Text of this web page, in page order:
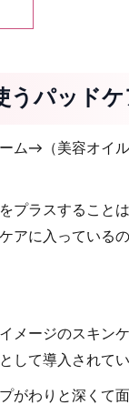
うパッドケ
ム→（美容オイ
プラスすること
アに入っている
メージのスキン
して導入されてい
がわりと深くて面